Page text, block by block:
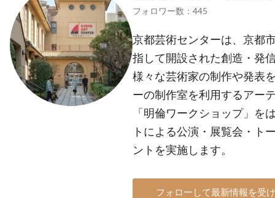
フォロワー数：445
京都芸術センターは、京都
指して開設された創造・発
様々な芸術家の制作や発表
ーの制作室を利用するアー
「明倫ワークショップ」を
トによる公演・展覧会・ト
ントを実施します。
フォローして最新情報を受